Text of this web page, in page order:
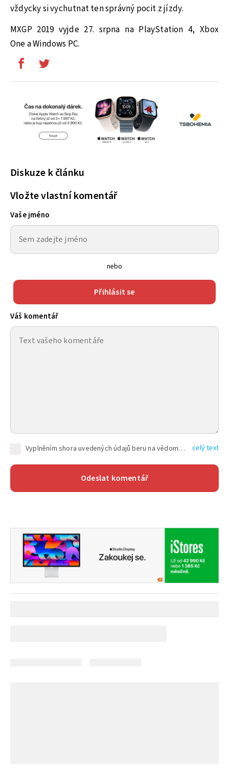
vždycky si vychutnat ten správný pocit z jízdy.
MXGP 2019 vyjde 27. srpna na PlayStation 4, Xbox
One a Windows PC.
Diskuze k článku
Vložte vlastní komentář
Vaše jméno
nebo
Přihlásit se
Váš komentář
Vyplněním shora uvedených údajů beru na vědomí, že společnost TEXT FACTORY s.r.o., sídlem Brno, Durďákova 336/29, Černá Pole, PSČ: 613 00, IČ: 06157831, zapsané u Krajského soudu v Brně, oddíl C, vložka 100399, bude zpracovávat mé osobní údaje uvedené v rámci mnou vyplněného registračního formuláře na základě oprávněných zájmů TEXT FACTORY s.r.o. dle čl. 6 odst. 1 písm. f) GDPR a pro splnění právních povinností (čl. 6 odst. 1 písm. c) GDPR), a to pro tyto účely: nezbytnost zajistit oprávnění návštěvníka webových stránek provozovaných společností TEXT FACTORY s.r.o. přispívat aktivně ke zveřejněným článkům nebo v rámci diskusních fór a výkon práv TEXT FACTORY s.r.o. jako administrátora těchto diskusních fór. Více informací o zpracování osobních údajů a právech lze nalézt v celý text